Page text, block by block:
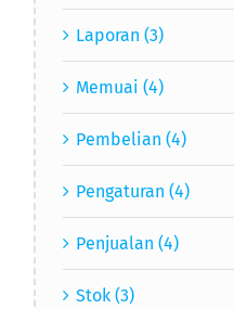
Laporan (3)
Memuai (4)
Pembelian (4)
Pengaturan (4)
Penjualan (4)
Stok (3)